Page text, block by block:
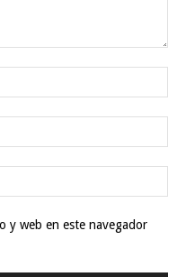
y web en este navegador